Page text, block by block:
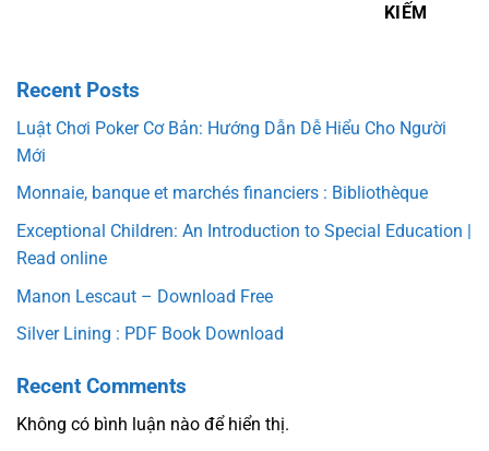
KIẾM
Recent Posts
Luật Chơi Poker Cơ Bản: Hướng Dẫn Dễ Hiểu Cho Người
Mới
Monnaie, banque et marchés financiers : Bibliothèque
Exceptional Children: An Introduction to Special Education |
Read online
Manon Lescaut – Download Free
Silver Lining : PDF Book Download
Recent Comments
Không có bình luận nào để hiển thị.